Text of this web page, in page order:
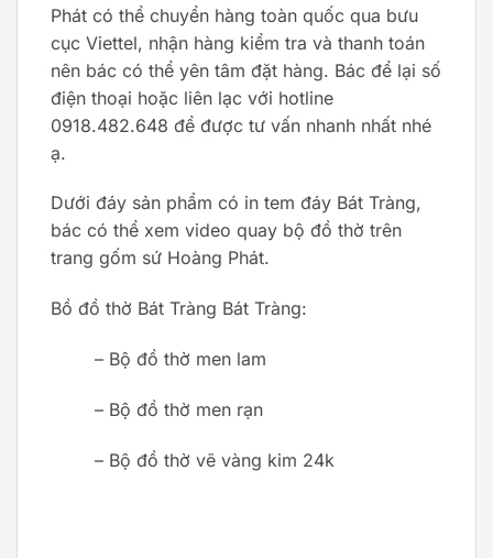
Phát có thể chuyển hàng toàn quốc qua bưu
cục Viettel, nhận hàng kiểm tra và thanh toán
nên bác có thể yên tâm đặt hàng. Bác để lại số
điện thoại hoặc liên lạc với hotline
0918.482.648 để được tư vấn nhanh nhất nhé
ạ.
Dưới đáy sản phẩm có in tem đáy Bát Tràng,
bác có thể xem video quay bộ đồ thờ trên
trang gốm sứ Hoàng Phát.
Bồ đồ thờ Bát Tràng Bát Tràng:
– Bộ đồ thờ men lam
– Bộ đồ thờ men rạn
– Bộ đồ thờ vẽ vàng kim 24k